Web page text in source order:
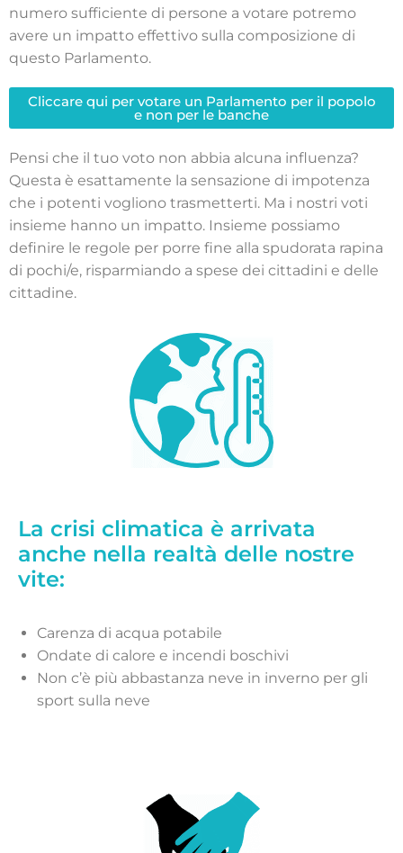
numero sufficiente di persone a votare potremo
avere un impatto effettivo sulla composizione di
questo Parlamento.
Cliccare qui per votare un Parlamento per il popolo
e non per le banche
Pensi che il tuo voto non abbia alcuna influenza?
Questa è esattamente la sensazione di impotenza
che i potenti vogliono trasmetterti. Ma i nostri voti
insieme hanno un impatto. Insieme possiamo
definire le regole per porre fine alla spudorata rapina
di pochi/e, risparmiando a spese dei cittadini e delle
cittadine.
La crisi climatica è arrivata
anche nella realtà delle nostre
vite:
Carenza di acqua potabile
Ondate di calore e incendi boschivi
Non c’è più abbastanza neve in inverno per gli
sport sulla neve